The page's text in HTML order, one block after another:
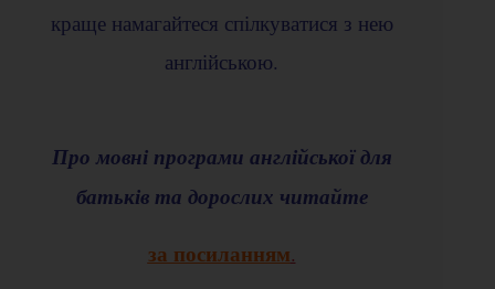
краще намагайтеся спілкуватися з нею
англійською.
Про мовні програми англійської для
батьків та дорослих читайте
за посиланням.